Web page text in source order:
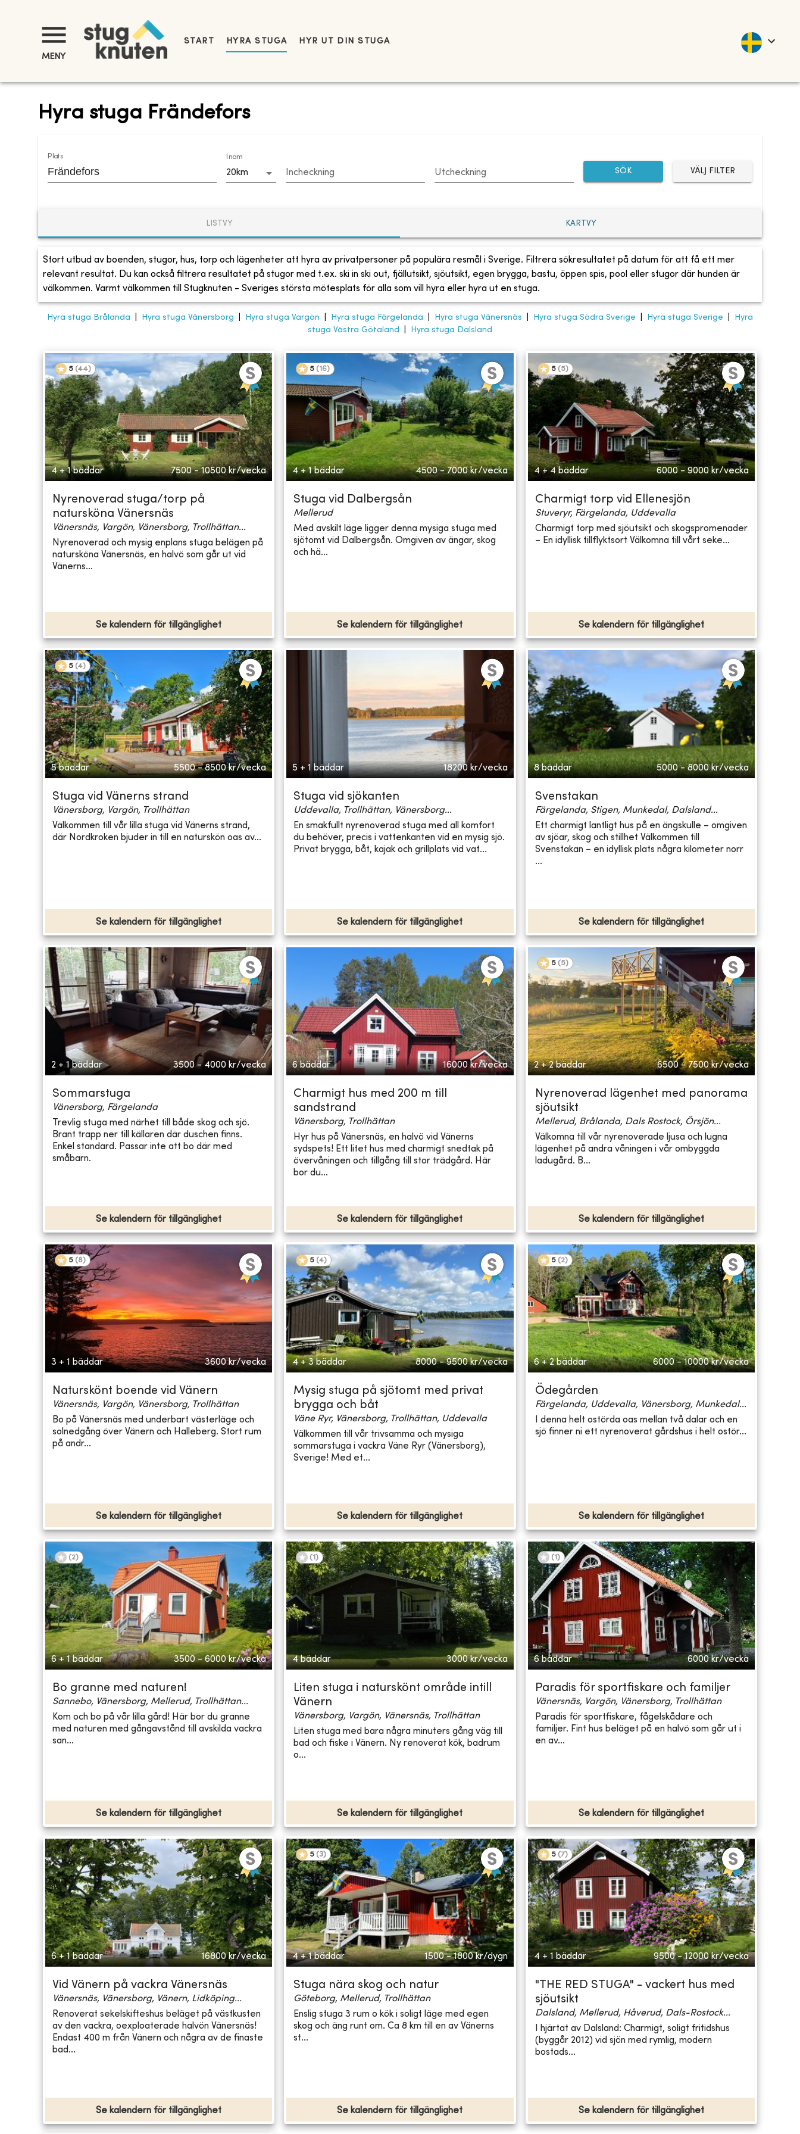
MENY
START HYRA STUGA HYR UT DIN STUGA
Hyra stuga Frändefors
Plats Inom
20km Incheckning Utcheckning SÖK VÄLJ FILTER
LISTVY KARTVY
Stort utbud av boenden, stugor, hus, torp och lägenheter att hyra av privatpersoner på populära resmål i Sverige. Filtrera sökresultatet på datum för att få ett mer
relevant resultat. Du kan också filtrera resultatet på stugor med t.ex. ski in ski out, fjällutsikt, sjöutsikt, egen brygga, bastu, öppen spis, pool eller stugor där hunden är
välkommen. Varmt välkommen till Stugknuten - Sveriges största mötesplats för alla som vill hyra eller hyra ut en stuga.
Hyra stuga Brålanda Hyra stuga Vänersborg Hyra stuga Vargön Hyra stuga Färgelanda Hyra stuga Vänersnäs Hyra stuga Södra Sverige Hyra stuga Sverige
Hyra
stuga Västra Götaland
Hyra stuga Dalsland
5 (44)
4 + 1 bäddar 7500 - 10500 kr/vecka
Nyrenoverad stuga/torp på
natursköna Vänersnäs
Vänersnäs, Vargön, Vänersborg, Trollhättan...
Nyrenoverad och mysig enplans stuga belägen på
natursköna Vänersnäs, en halvö som går ut vid
Vänerns...
Se kalendern för tillgänglighet
5 (16)
4 + 1 bäddar 4500 - 7000 kr/vecka
Stuga vid Dalbergsån
Mellerud
Med avskilt läge ligger denna mysiga stuga med
sjötomt vid Dalbergsån. Omgiven av ängar, skog
och hä...
Se kalendern för tillgänglighet
5 (5)
4 + 4 bäddar 6000 - 9000 kr/vecka
Charmigt torp vid Ellenesjön
Stuveryr, Färgelanda, Uddevalla
Charmigt torp med sjöutsikt och skogspromenader
– En idyllisk tillflyktsort Välkomna till vårt seke...
Se kalendern för tillgänglighet
5 (4)
5 bäddar 5500 - 8500 kr/vecka
Stuga vid Vänerns strand
Vänersborg, Vargön, Trollhättan
Välkommen till vår lilla stuga vid Vänerns strand,
där Nordkroken bjuder in till en naturskön oas av...
Se kalendern för tillgänglighet
5 + 1 bäddar 18200 kr/vecka
Stuga vid sjökanten
Uddevalla, Trollhättan, Vänersborg...
En smakfullt nyrenoverad stuga med all komfort
du behöver, precis i vattenkanten vid en mysig sjö.
Privat brygga, båt, kajak och grillplats vid vat...
Se kalendern för tillgänglighet
8 bäddar 5000 - 8000 kr/vecka
Svenstakan
Färgelanda, Stigen, Munkedal, Dalsland...
Ett charmigt lantligt hus på en ängskulle – omgiven
av sjöar, skog och stillhet Välkommen till
Svenstakan – en idyllisk plats några kilometer norr
...
Se kalendern för tillgänglighet
2 + 1 bäddar 3500 - 4000 kr/vecka
Sommarstuga
Vänersborg, Färgelanda
Trevlig stuga med närhet till både skog och sjö.
Brant trapp ner till källaren där duschen finns.
Enkel standard. Passar inte att bo där med
småbarn.
Se kalendern för tillgänglighet
6 bäddar 16000 kr/vecka
Charmigt hus med 200 m till
sandstrand
Vänersborg, Trollhättan
Hyr hus på Vänersnäs, en halvö vid Vänerns
sydspets! Ett litet hus med charmigt snedtak på
övervåningen och tillgång till stor trädgård. Här
bor du...
Se kalendern för tillgänglighet
5 (5)
2 + 2 bäddar 6500 - 7500 kr/vecka
Nyrenoverad lägenhet med panorama
sjöutsikt
Mellerud, Brålanda, Dals Rostock, Örsjön...
Välkomna till vår nyrenoverade ljusa och lugna
lägenhet på andra våningen i vår ombyggda
ladugård. B...
Se kalendern för tillgänglighet
5 (8)
3 + 1 bäddar 3600 kr/vecka
Naturskönt boende vid Vänern
Vänersnäs, Vargön, Vänersborg, Trollhättan
Bo på Vänersnäs med underbart västerläge och
solnedgång över Vänern och Halleberg. Stort rum
på andr...
Se kalendern för tillgänglighet
5 (4)
4 + 3 bäddar 8000 - 9500 kr/vecka
Mysig stuga på sjötomt med privat
brygga och båt
Väne Ryr, Vänersborg, Trollhättan, Uddevalla
Välkommen till vår trivsamma och mysiga
sommarstuga i vackra Väne Ryr (Vänersborg),
Sverige! Med et...
Se kalendern för tillgänglighet
5 (2)
6 + 2 bäddar 6000 - 10000 kr/vecka
Ödegården
Färgelanda, Uddevalla, Vänersborg, Munkedal...
I denna helt ostörda oas mellan två dalar och en
sjö finner ni ett nyrenoverat gårdshus i helt ostör...
Se kalendern för tillgänglighet
(2)
6 + 1 bäddar 3500 - 6000 kr/vecka
Bo granne med naturen!
Sannebo, Vänersborg, Mellerud, Trollhättan...
Kom och bo på vår lilla gård! Här bor du granne
med naturen med gångavstånd till avskilda vackra
san...
Se kalendern för tillgänglighet
(1 )
4 bäddar 3000 kr/vecka
Liten stuga i naturskönt område intill
Vänern
Vänersborg, Vargön, Vänersnäs, Trollhättan
Liten stuga med bara några minuters gång väg till
bad och fiske i Vänern. Ny renoverat kök, badrum
o...
Se kalendern för tillgänglighet
(1 )
6 bäddar 6000 kr/vecka
Paradis för sportfiskare och familjer
Vänersnäs, Vargön, Vänersborg, Trollhättan
Paradis för sportfiskare, fågelskådare och
familjer. Fint hus beläget på en halvö som går ut i
en av...
Se kalendern för tillgänglighet
6 + 1 bäddar 16800 kr/vecka
Vid Vänern på vackra Vänersnäs
Vänersnäs, Vänersborg, Vänern, Lidköping...
Renoverat sekelskifteshus beläget på västkusten
av den vackra, oexploaterade halvön Vänersnäs!
Endast 400 m från Vänern och några av de finaste
bad...
Se kalendern för tillgänglighet
5 (3)
4 + 1 bäddar 1500 - 1800 kr/dygn
Stuga nära skog och natur
Göteborg, Mellerud, Trollhättan
Enslig stuga 3 rum o kök i soligt läge med egen
skog och äng runt om. Ca 8 km till en av Vänerns
st...
Se kalendern för tillgänglighet
5 (7)
4 + 1 bäddar 9500 - 12000 kr/vecka
"THE RED STUGA" - vackert hus med
sjöutsikt
Dalsland, Mellerud, Håverud, Dals-Rostock...
I hjärtat av Dalsland: Charmigt, soligt fritidshus
(byggår 2012) vid sjön med rymlig, modern
bostads...
Se kalendern för tillgänglighet